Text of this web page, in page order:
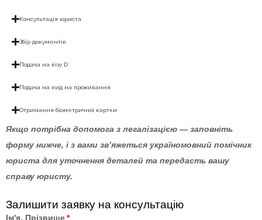
Консультація юриста
Збір документів
Подача на візу D
Подача на вид на проживання
Отримання біометричної картки
Якщо потрібна допомога з легалізацією — заповніть
форму нижче, і з вами зв’яжеться україномовний помічник
юриста для уточнення деталей та передасть вашу
справу юристу.
Залишити заявку на консультацію
Ім'я, Прізвище